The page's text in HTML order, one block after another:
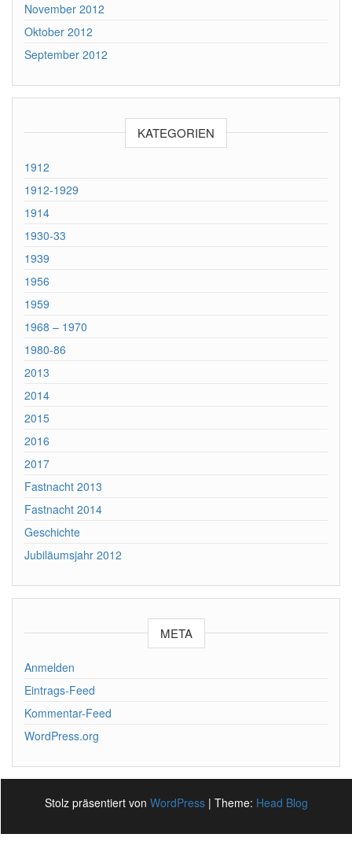
November 2012
Oktober 2012
September 2012
KATEGORIEN
1912
1912-1929
1914
1930-33
1939
1956
1959
1968 – 1970
1980-86
2013
2014
2015
2016
2017
Fastnacht 2013
Fastnacht 2014
Geschichte
Jubiläumsjahr 2012
META
Anmelden
Eintrags-Feed
Kommentar-Feed
WordPress.org
Stolz präsentiert von WordPress | Theme: Head Blog